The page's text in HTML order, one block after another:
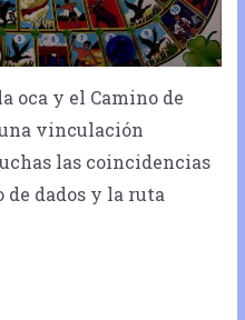
oca y el Camino de
vinculación
las coincidencias
de dados y la ruta